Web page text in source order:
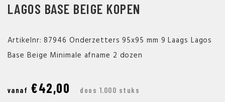
LAGOS BASE BEIGE KOPEN
Artikelnr: 87946 Onderzetters 95x95 mm 9 Laags Lagos
Base Beige Minimale afname 2 dozen
vanaf €42,00 doos 1.000 stuks